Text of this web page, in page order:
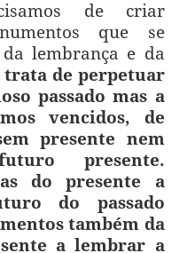
de criar
que se
lembrança e da
trata de perpetuar
passado mas a
vencidos, de
presente nem
presente.
do presente a
do passado
também da
a lembrar a